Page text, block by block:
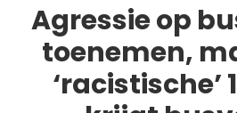
Agressie op
toenemen,
‘racistische’